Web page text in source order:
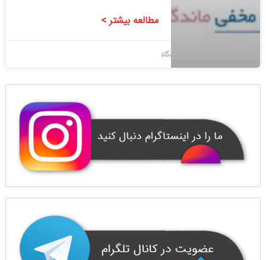
مطالعه بیشتر >
بدون دیدگاه